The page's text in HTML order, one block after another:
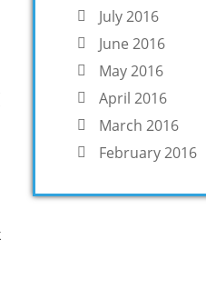
July 2016
June 2016
May 2016
April 2016
March 2016
February 2016